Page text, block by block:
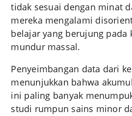
tidak sesuai dengan minat
mereka mengalami
belajar yang berujung pada
mundur massal.
Penyeimbangan data dari
menunjukkan bahwa
ini paling banyak
studi rumpun sains minor